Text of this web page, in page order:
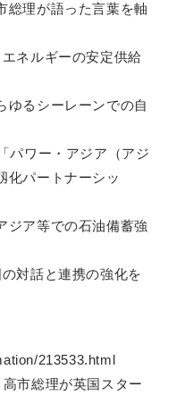
総理が語った言葉を軸
ネルギーの安定供給
ゆるシーレーンでの自
パワー・アジア（アジ
化パートナーシッ
ジア等での石油備蓄強
対話と連携の強化を
213533.html
市総理が英国スター